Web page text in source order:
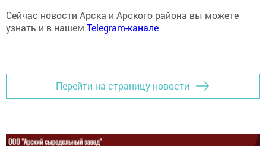
Сейчас новости Арска и Арского района вы можете
узнать и в нашемTelegram-канале
Перейти на страницу новости